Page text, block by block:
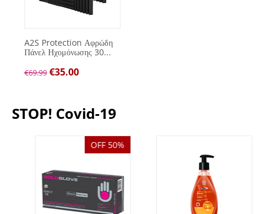
A2S Protection Αφρώδη
Πάνελ Ηχομόνωσης 30...
€69.99 €35.00
STOP! Covid-19
OFF 50%